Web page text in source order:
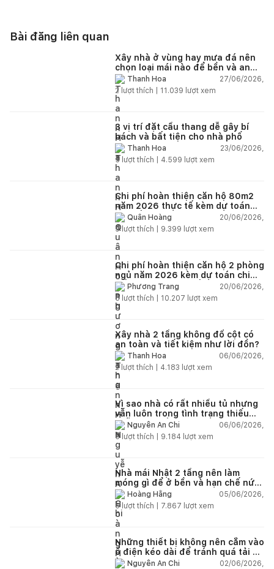
Bài đăng liên quan
Xây nhà ở vùng hay mưa đá nên
chọn loại mái nào để bền và an
toàn?Thanh Hoa
27/06/2026,
2 lượt thích | 11.039 lượt xem
3 vị trí đặt cầu thang dễ gây bí
bách và bất tiện cho nhà phố
Thanh Hoa
23/06/2026,
5 lượt thích | 4.599 lượt xem
Chi phí hoàn thiện căn hộ 80m2
năm 2026 thực tế kèm dự toán
chi tiết từng hạng mục
Quân Hoàng
20/06/2026,
9lượt thích | 9.399 lượt xem
Chi phí hoàn thiện căn hộ 2 phòng
ngủ năm 2026 kèm dự toán chi
tiết và ví dụ thực tế
Phương Trang
20/06/2026,
5 lượt thích | 10.207 lượt xem
Xây nhà 2 tầng không đổ cột có
an toàn và tiết kiệm như lời đồn?
Thanh Hoa
06/06/2026,
2lượt thích | 4.183 lượt xem
Vì sao nhà có rất nhiều tủ nhưng
vẫn luôn trong tình trạng thiếu
chỗ chứa đồ?
Nguyễn An Chi
06/06/2026,
5lượt thích | 9.184 lượt xem
Nhà mái Nhật 2 tầng nên làm
móng gì để ở bền và hạn chế nứt
lún?Hoàng Hằng
05/06/2026,
5lượt thích | 7.867 lượt xem
Những thiết bị không nên cắm vào
ổ điện kéo dài để tránh quá tải và
chập cháy trong nhà
Nguyễn An Chi
02/06/2026,